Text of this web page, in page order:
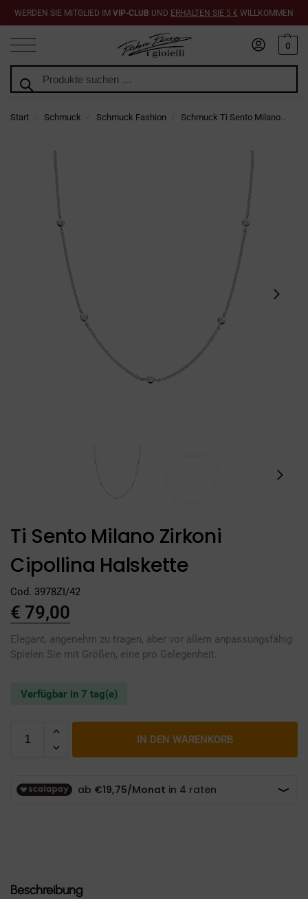
WERDEN SIE MITGLIED IM VIP-CLUB UND ERHALTEN SIE 5 € WILLKOMMEN
0
Start Schmuck Schmuck Fashion Schmuck Ti Sento Milano
Ti Sento Milano Zirkoni
Cipollina Halskette
Cod. 3978ZI/42
€ 79,00
Elegant, angenehm zu tragen, aber vor allem anpassungsfähig
Spielen Sie mit Größen, eine pro Gelegenheit.
Verfügbar in 7 tag(e)
IN DEN WARENKORB
Beschreibung